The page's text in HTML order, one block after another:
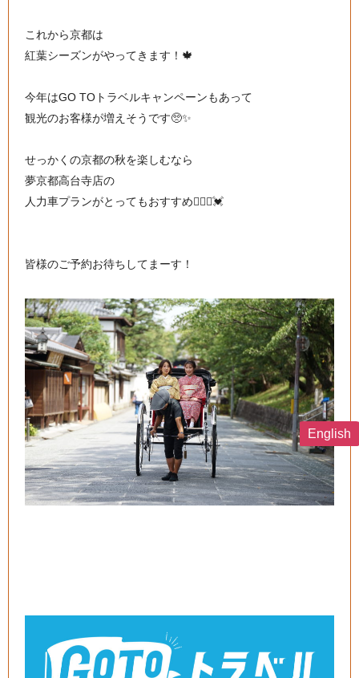
これから京都は
紅葉シーズンがやってきます！🍁
今年はGO TOトラベルキャンペーンもあって
観光のお客様が増えそうです🥺✨
せっかくの京都の秋を楽しむなら
夢京都高台寺店の
人力車プランがとってもおすすめ🙆🏻‍♀️💓
皆様のご予約お待ちしてまーす！
English